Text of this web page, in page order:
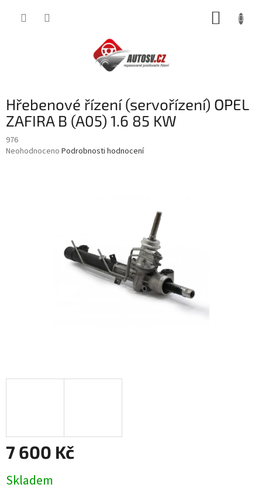
Hřebenové řízení (servořízení) OPEL
ZAFIRA B (A05) 1.6 85 KW
976
Průměrné
Neohodnoceno Podrobnosti hodnocení
7 600 Kč
cena:
Skladem